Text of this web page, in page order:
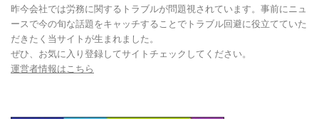
昨今会社では労務に関するトラブルが問題視されています。事前にニュ
ースで今の旬な話題をキャッチすることでトラブル回避に役立てていた
だきたく当サイトが生まれました。
ぜひ、お気に入り登録してサイトチェックしてください。
運営者情報はこちら